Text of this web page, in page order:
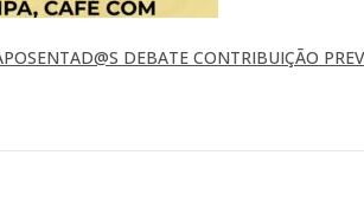
DEBATE CONTRIBUIÇÃO